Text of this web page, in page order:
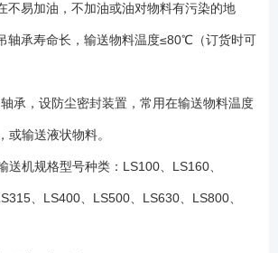
不易加油，不加油或油对物料有污染的地
轴承寿命长，输送物料温度≤80℃（订货时可
，设防尘密封装置，常用在输送物料温度
输送液状物料。
机规格型号种类：LS100、LS160、
、LS400、LS500、LS630、LS800、